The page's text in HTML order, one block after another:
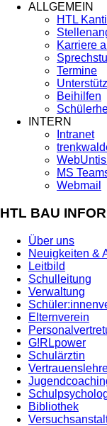
ALLGEMEIN
HTL
Karriere
Termine
Beihilfen
INTERN
Intranet
MS
Webmail
HTL BAU
Über uns
Neuigkeiten &
Leitbild
Schulleitung
Verwaltung
Elternverein
G!RLpower
Schulärztin
Bibliothek